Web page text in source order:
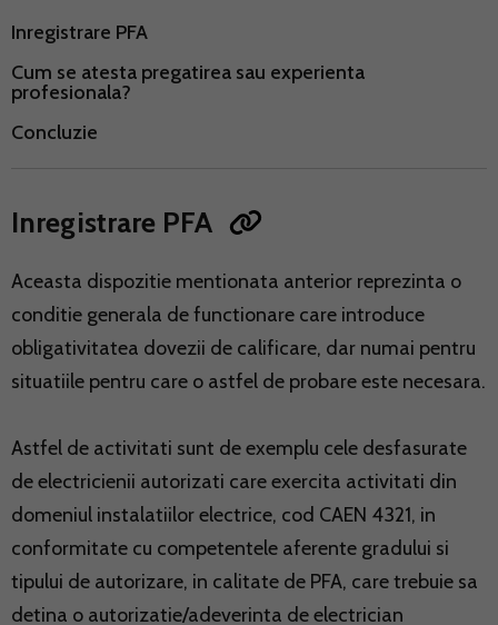
Inregistrare PFA
Cum se atesta pregatirea sau experienta
profesionala?
Concluzie
Inregistrare PFA
Aceasta dispozitie mentionata anterior reprezinta o
conditie generala de functionare care introduce
obligativitatea dovezii de calificare, dar numai pentru
situatiile pentru care o astfel de probare este necesara.
Astfel de activitati sunt de exemplu cele desfasurate
de electricienii autorizati care exercita activitati din
domeniul instalatiilor electrice, cod CAEN 4321, in
conformitate cu competentele aferente gradului si
tipului de autorizare, in calitate de PFA, care trebuie sa
detina o autorizatie/adeverinta de electrician